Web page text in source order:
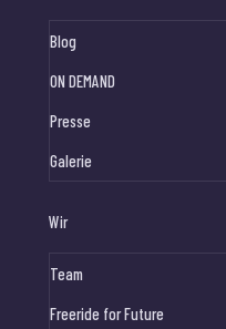
Blog
ON DEMAND
Presse
Galerie
Wir
Team
Freeride for Future